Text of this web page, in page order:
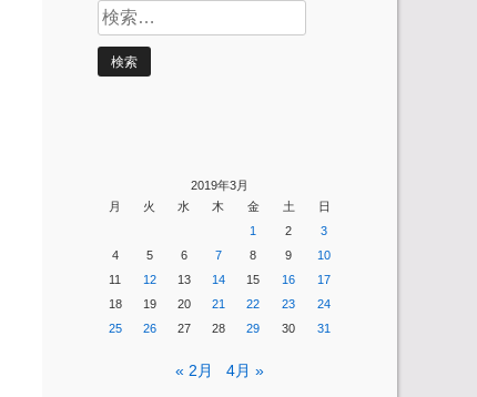
検
索:
2019年3月
月
火 水 木 金 土
日
1
2
3
4
5 6 7 8 9
10
11
12 13 14 15 16
17
18
19 20 21 22 23
24
25
26 27 28 29 30 31
« 2月 4月 »